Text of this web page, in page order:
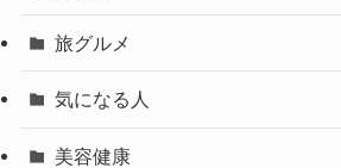
旅グルメ
気になる人
美容健康